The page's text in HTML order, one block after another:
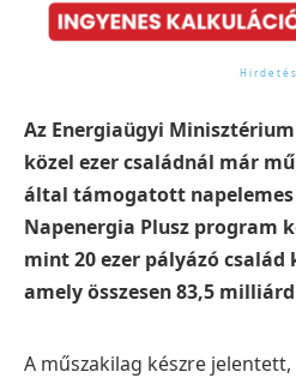
Az Energiaügyi
közel ezer családnál már
által támogatott napelemes
Napenergia Plusz program
mint 20 ezer pályázó
amely összesen 83,5
A műszakilag készre